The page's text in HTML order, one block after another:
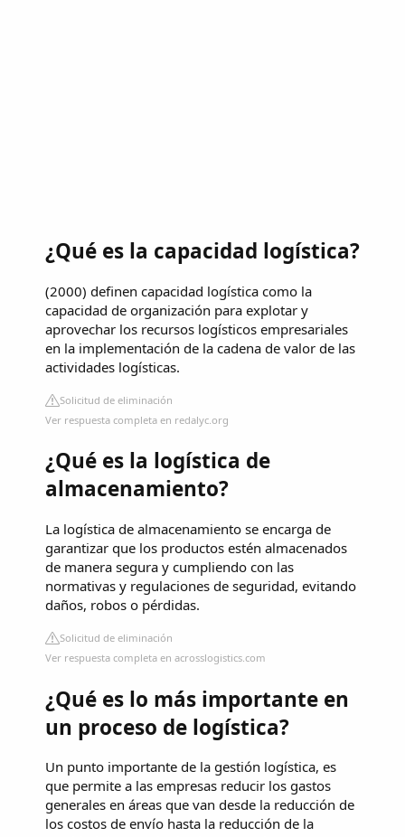
¿Qué es la capacidad logística?
(2000) definen capacidad logística como la
capacidad de organización para explotar y
aprovechar los recursos logísticos empresariales
en la implementación de la cadena de valor de las
actividades logísticas.
Solicitud de eliminación
Ver respuesta completa en redalyc.org
¿Qué es la logística de
almacenamiento?
La logística de almacenamiento se encarga de
garantizar que los productos estén almacenados
de manera segura y cumpliendo con las
normativas y regulaciones de seguridad, evitando
daños, robos o pérdidas.
Solicitud de eliminación
Ver respuesta completa en acrosslogistics.com
¿Qué es lo más importante en
un proceso de logística?
Un punto importante de la gestión logística, es
que permite a las empresas reducir los gastos
generales en áreas que van desde la reducción de
los costos de envío hasta la reducción de la